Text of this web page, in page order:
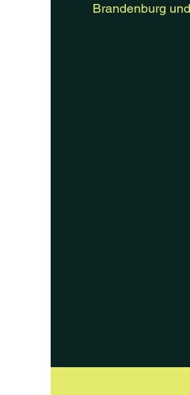
Brandenburg